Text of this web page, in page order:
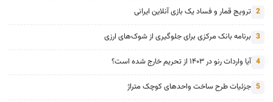
2 ترویج قمار و فساد یک بازی آنلاین ایرانی
3 برنامه بانک مرکزی برای جلوگیری از شوک‌های ارزی
4 آیا واردات رنو در ۱۴۰۳ از تحریم خارج شده است؟
5 جزئیات طرح ساخت واحدهای کوچک متراژ